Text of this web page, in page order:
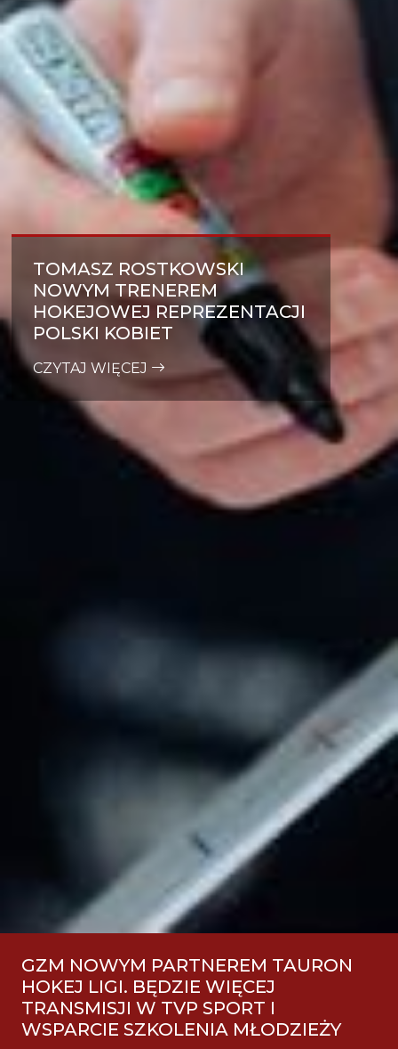
TOMASZ ROSTKOWSKI
NOWYM TRENEREM
HOKEJOWEJ REPREZENTACJI
POLSKI KOBIET
CZYTAJ WIĘCEJ
GZM NOWYM PARTNEREM TAURON
HOKEJ LIGI. BĘDZIE WIĘCEJ
TRANSMISJI W TVP SPORT I
WSPARCIE SZKOLENIA MŁODZIEŻY